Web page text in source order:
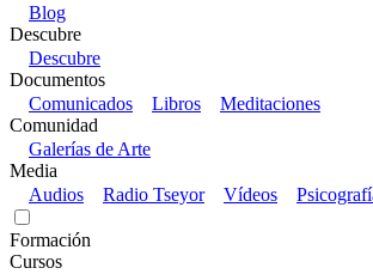
Blog
Descubre
Descubre
Documentos
Comunicados
Libros
Meditaciones
Comunidad
Galerías de Arte
Media
Audios
Radio Tseyor Vídeos
Formación
Cursos